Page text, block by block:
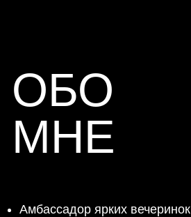
Амбассадор ярких вечеринок
ОБО
МНЕ